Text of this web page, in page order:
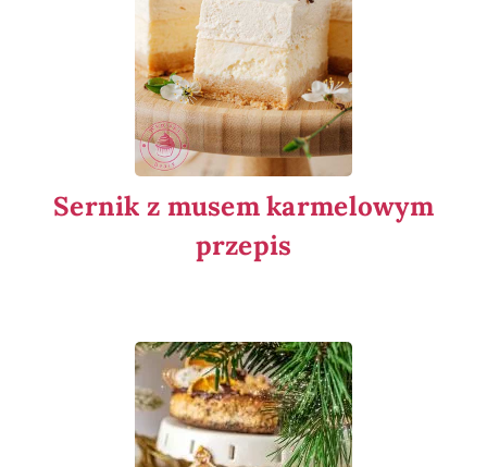
Sernik z musem karmelowym
przepis